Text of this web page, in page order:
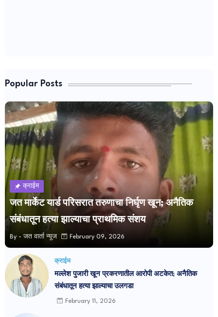
Popular Posts
क्राईम
जत मार्केट यार्ड परिसरात तरुणाचा निर्घृण खून; अनैतिक
संबंधातून हत्या झाल्याचा प्राथमिक संशय
By - जत वार्ता न्यूज February 09, 2026
क्राईम
मल्लेश पुजारी खून प्रकरणातील आरोपी अटकेत; अनैतिक
संबंधातून हत्या झाल्याचा उलगडा
February 11, 2026